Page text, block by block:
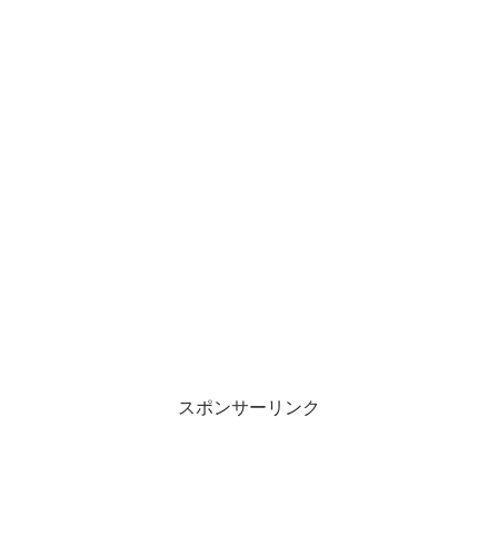
スポンサーリンク